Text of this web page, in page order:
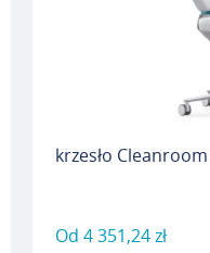
krzesło
Od 4 351,24 zł